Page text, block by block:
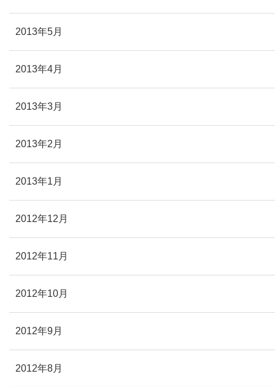
2013年5月
2013年4月
2013年3月
2013年2月
2013年1月
2012年12月
2012年11月
2012年10月
2012年9月
2012年8月